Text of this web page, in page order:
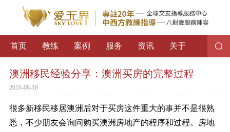
首页 教练 案例 服务 资讯 关于
澳洲移民经验分享：澳洲买房的完整过程
2016-08-18
很多新移民移居澳洲后对于买房这件重大的事并不是很熟
悉，不少朋友会询问购买澳洲房地产的程序和过程。房地